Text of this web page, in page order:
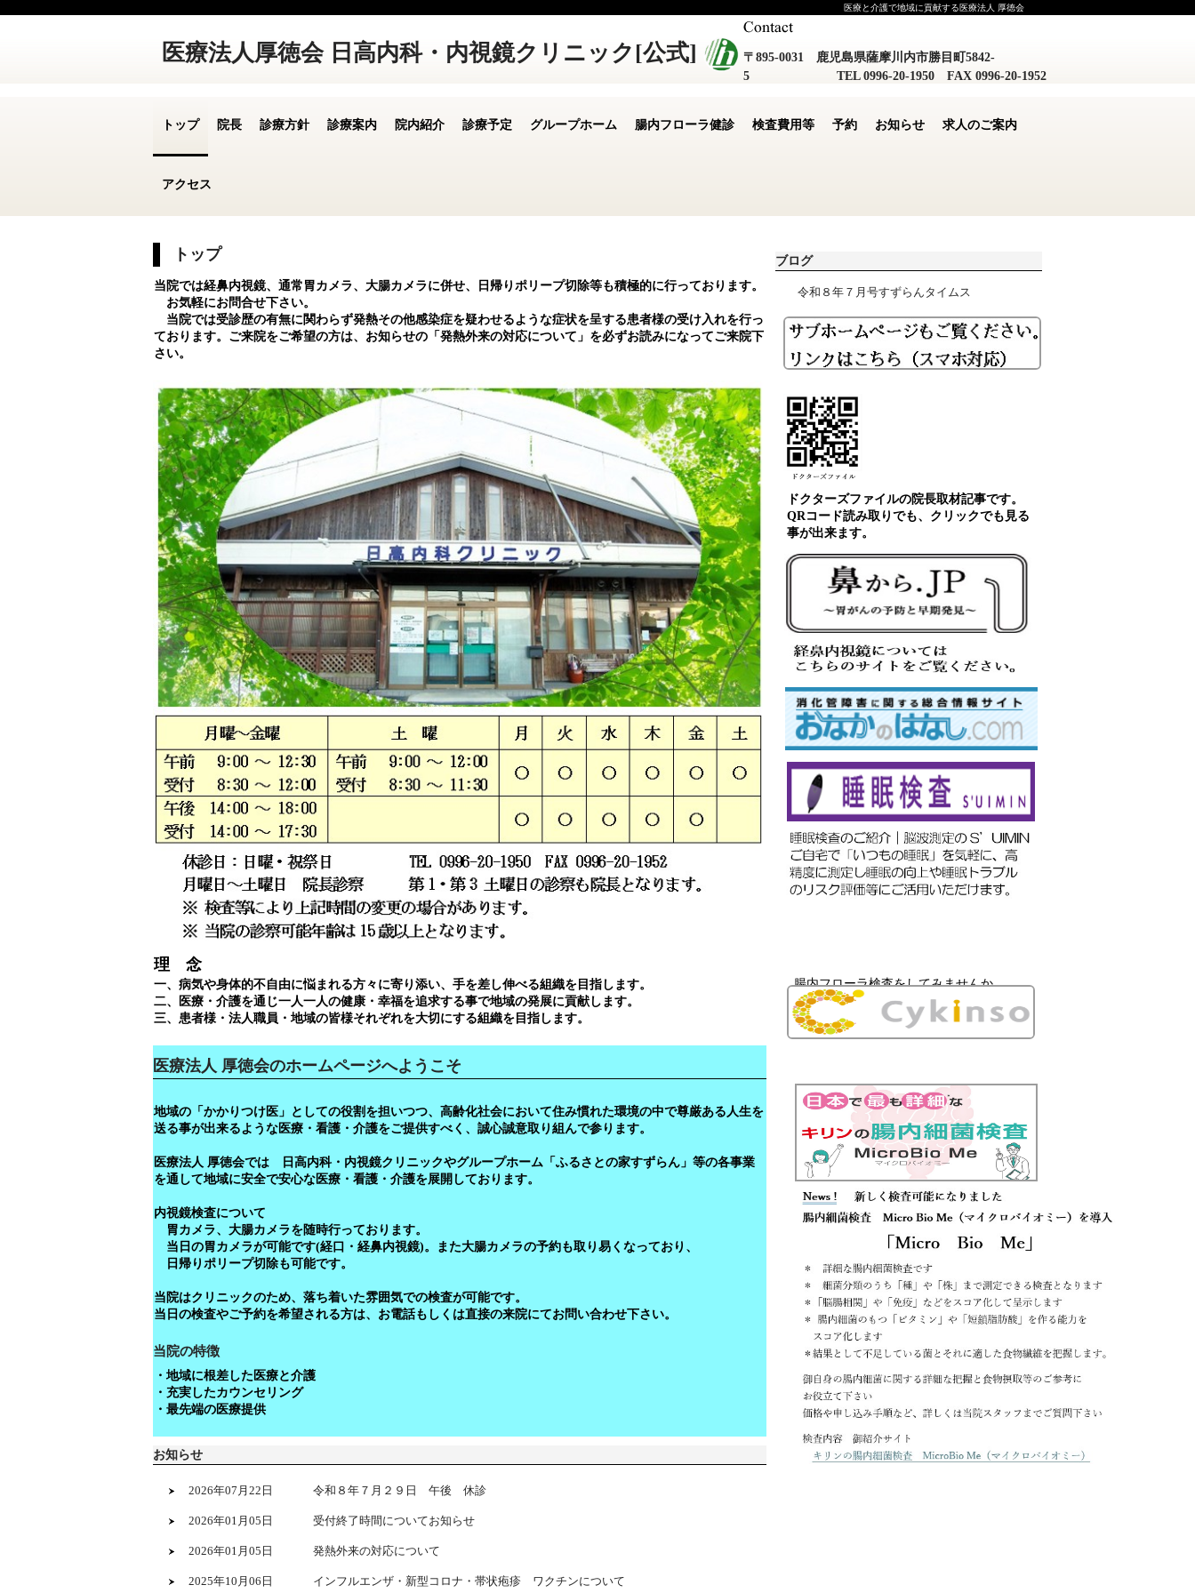
医療法人厚徳会 日高内科・内視鏡クリニック[公式]
医療と介護で地域に貢献する医療法人 厚徳会
〒895-0031 鹿児島県薩摩川内市勝目町5842-
5
TEL 0996-20-1950 FAX 0996-20-1952
トップ 院長 診療方針 診療案内 院内紹介 診療予定 グループホーム 腸内フローラ健診 検査費用等 予約 お知らせ 求人のご案内
アクセス
トップ
当院では経鼻内視鏡、通常胃カメラ、大腸カメラに併せ、日帰りポリープ切除等も積極的に行っております。
お気軽にお問合せ下さい。
当院では受診歴の有無に関わらず発熱その他感染症を疑わせるような症状を呈する患者様の受け入れを行っ
ております。ご来院をご希望の方は、お知らせの「発熱外来の対応について」を必ずお読みになってご来院下
さい。
腸内フローラ検査をしてみませんか。
理 念
一、病気や身体的不自由に悩まれる方々に寄り添い、手を差し伸べる組織を目指します。
二、医療・介護を通じ一人一人の健康・幸福を追求する事で地域の発展に貢献します。
三、患者様・法人職員・地域の皆様それぞれを大切にする組織を目指します。
医療法人 厚徳会のホームページへようこそ
地域の「かかりつけ医」としての役割を担いつつ、高齢化社会において住み慣れた環境の中で尊厳ある人生を
送る事が出来るような医療・看護・介護をご提供すべく、誠心誠意取り組んで参ります。
医療法人 厚徳会では 日高内科・内視鏡クリニックやグループホーム「ふるさとの家すずらん」等の各事業
を通して地域に安全で安心な医療・看護・介護を展開しております。
内視鏡検査について
胃カメラ、大腸カメラを随時行っております。
当日の胃カメラが可能です(経口・経鼻内視鏡)。また大腸カメラの予約も取り易くなっており、
日帰りポリープ切除も可能です。
当院はクリニックのため、落ち着いた雰囲気での検査が可能です。
当日の検査やご予約を希望される方は、お電話もしくは直接の来院にてお問い合わせ下さい。
当院の特徴
・地域に根差した医療と介護
・充実したカウンセリング
・最先端の医療提供
ドクターズファイルの院長取材記事です。
QRコード読み取りでも、クリックでも見る
事が出来ます。
お知らせ
2026年07月22日 令和８年７月２９日 午後 休診
2026年01月05日 受付終了時間についてお知らせ
2026年01月05日 発熱外来の対応について
2025年10月06日 インフルエンザ・新型コロナ・帯状疱疹 ワクチンについて
ブログ
令和８年７月号すずらんタイムス